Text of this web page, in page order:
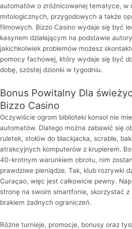
automatów o zróżnicowanej tematyce, w
mitologicznych, przygodowych a także
filmowych. Bizzo Casino wydaje się być
kasynem działającym na podstawie
jakichkolwiek problemów możesz
pomocy fachowej, który wydaje się być
dobę, szóstej dzionki w tygodniu.
Bonus Powitalny Dla
Bizzo Casino
Oczywiście ogrom biblioteki konsol nie
automatów. Dlatego można zabawić się
ruletek, stołów do blackjacka, scrable,
atrakcyjnych komputerów z krupierem.
40-krotnym warunkiem obrotu, nim
prawdziwe pieniądze. Tak, klub rozrywki
Curaçao, więc jest całkowicie pewny.
stronę na swoim smartfonie, skorzystać z
brakiem żadnych ograniczeń.
Różne turnieje, promocje, bonusy oraz